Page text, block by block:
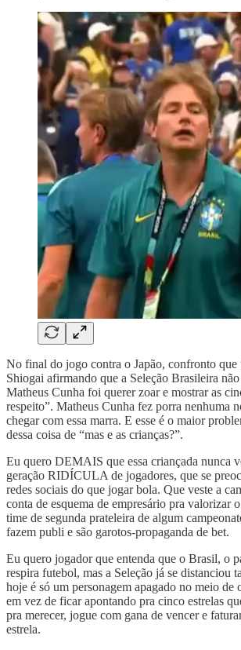
No final do jogo contra o Japão, confronto
Shiogai afirmando que a Seleção Brasileira não
Matheus Cunha foi querer zoar e mostrar as
respeito”. Matheus Cunha fez porra nenhuma
chegar com essa marra. E esse é o maior
dessa coisa de “mas e as crianças?”.
Eu quero DEMAIS que essa criançada nunca
geração RIDÍCULA de jogadores, que se
redes sociais do que jogar bola. Que veste a
conta de esquema de empresário pra valorizar
time de segunda prateleira de algum
fazem publi e são garotos-propaganda de bet.
Eu quero jogador que entenda que o Brasil, o
respira futebol, mas a Seleção já se distanciou
hoje é só um personagem apagado no meio de
em vez de ficar apontando pra cinco estrelas
pra merecer, jogue com gana de vencer e
estrela.